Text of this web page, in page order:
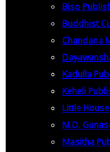
Biso
Buddhist
Chandana
Kadulla
Keheli
Little
M.D.
Masitha